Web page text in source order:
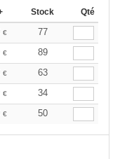
Stock Qté
€
77
€
89
€
63
€
34
€ 50